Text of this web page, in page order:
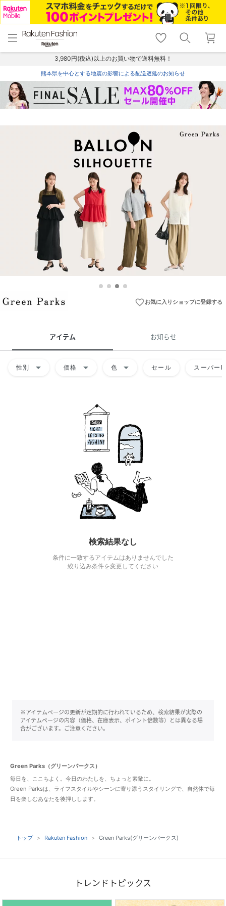
menu home
トップ
shopping_cart lock_outline
ログイン
3,980円(税込)以上のお買い物で送料無料！
熊本県を中心とする地震の影響による配送遅延のお知らせ
favorite_borderお気に入りショップに登録する
アイテム お知らせ
性別 arrow_drop_down 価格 arrow_drop_down 色 arrow_drop_down セール スーパー
検索結果なし
条件に一致するアイテムはありませんでした
絞り込み条件を変更してください
※アイテムページの更新が定期的に行われているため、検索結果が実際の
アイテムページの内容（価格、在庫表示、ポイント倍数等）とは異なる場
合がございます。ご注意ください。
Green Parks（グリーンパークス）
毎日を、ここちよく。今日のわたしを、ちょっと素敵に。
Green Parksは、ライフスタイルやシーンに寄り添うスタイリングで、自然体で毎
日を楽しむあなたを後押しします。
トップ Rakuten Fashion Green Parks(グリーンパークス)
トレンドトピックス